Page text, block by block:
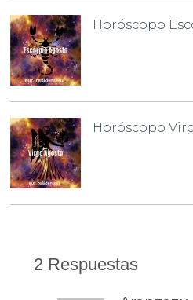
Horóscopo
Horóscopo
2 Respuestas